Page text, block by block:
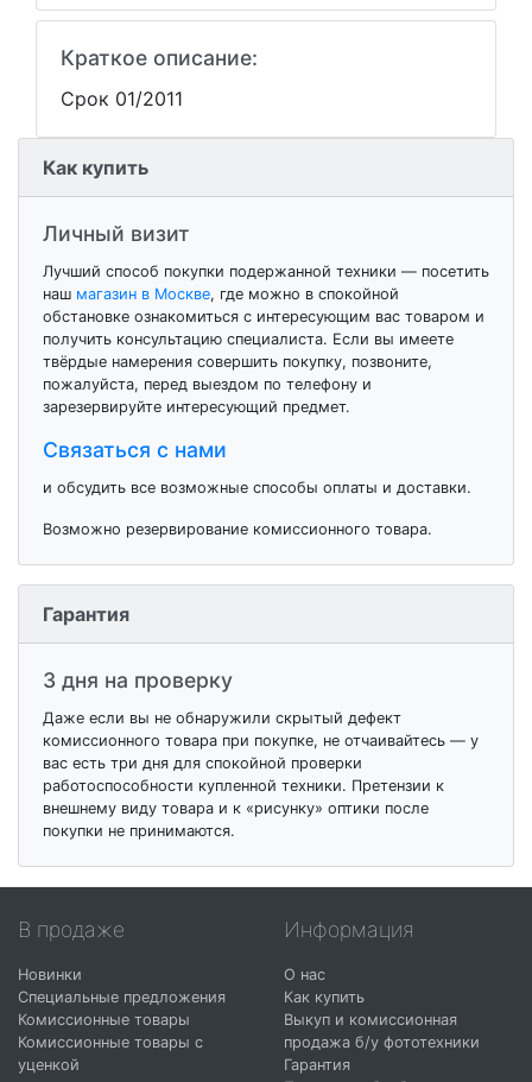
Краткое описание:
Срок 01/2011
Как купить
Личный визит
Лучший способ покупки подержанной техники — посетить
наш магазин в Москве, где можно в спокойной
обстановке ознакомиться с интересующим вас товаром и
получить консультацию специалиста. Если вы имеете
твёрдые намерения совершить покупку, позвоните,
пожалуйста, перед выездом по телефону и
зарезервируйте интересующий предмет.
Связаться с нами
и обсудить все возможные способы оплаты и доставки.
Возможно резервирование комиссионного товара.
Гарантия
3 дня на проверку
Даже если вы не обнаружили скрытый дефект
комиссионного товара при покупке, не отчаивайтесь — у
вас есть три дня для спокойной проверки
работоспособности купленной техники. Претензии к
внешнему виду товара и к «рисунку» оптики после
покупки не принимаются.
В продаже
Новинки
Специальные предложения
Комиссионные товары
Комиссионные товары с
уценкой
Информация
О нас
Как купить
Выкуп и комиссионная
продажа б/у фототехники
Гарантия